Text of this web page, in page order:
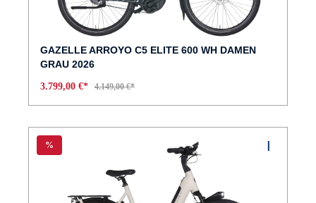
GAZELLE ARROYO C5 ELITE 600 WH DAMEN
GRAU 2026
3.799,00 €* 4.149,00 €*
%